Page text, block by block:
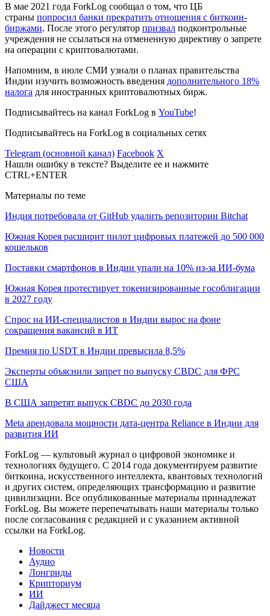
В мае 2021 года ForkLog сообщал о том, что ЦБ
страны попросил банки прекратить отношения с биткоин-
биржами. После этого регулятор призвал подконтрольные
учреждения не ссылаться на отмененную директиву о запрете
на операции с криптовалютами.
Напомним, в июле СМИ узнали о планах правительства
Индии изучить возможность введения дополнительного 18%
налога для иностранных криптовалютных бирж.
Подписывайтесь на канал ForkLog в YouTube!
Подписывайтесь на ForkLog в социальных сетях
Telegram (основной канал) Facebook X
Нашли ошибку в тексте? Выделите ее и нажмите
CTRL+ENTER
Материалы по теме
Индия потребовала от GitHub удалить репозитории Bitchat
Южная Корея расширит пилот цифровых платежей до 500 000
кошельков
Поставки смартфонов в Индии упали на 10% из-за ИИ-бума
Южная Корея протестирует токенизированные гособлигации
в 2027 году
Спрос на ИИ-специалистов в Индии вырос на фоне
сокращения вакансий в ИТ
Премия по USDT в Индии превысила 8,5%
Эксперты объяснили запрет по выпуску CBDC для ФРС
США
В США запретят выпуск CBDC до 2030 года
Meta арендовала мощности дата-центра Reliance в Индии для
развития ИИ
ForkLog — культовый журнал о цифровой экономике и
технологиях будущего. С 2014 года документируем развитие
биткоина, искусственного интеллекта, квантовых технологий
и других систем, определяющих трансформацию и развитие
цивилизации. Все опубликованные материалы принадлежат
ForkLog. Вы можете перепечатывать наши материалы только
после согласования с редакцией и с указанием активной
ссылки на ForkLog.
Новости
Аудио
Лонгриды
Крипториум
ИИ
Дайджест месяца